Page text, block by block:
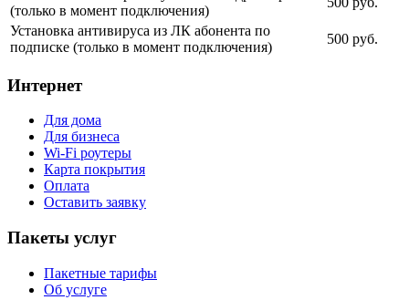
(только в момент подключения)
Установка антивируса из ЛК абонента по
подписке (только в момент подключения)
500 руб.
Интернет
Для дома
Для бизнеса
Wi-Fi роутеры
Карта покрытия
Оплата
Оставить заявку
Пакеты услуг
Пакетные тарифы
Об услуге